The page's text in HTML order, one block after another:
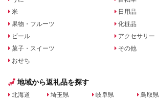
米
果物・フルーツ
ビール
菓子・スイーツ
おせち
日用品
化粧品
アクセサリー
その他
地域から返礼品を探す
北海道
埼玉県
岐阜県
鳥取県